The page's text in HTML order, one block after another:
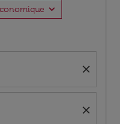
expand_more
close
close